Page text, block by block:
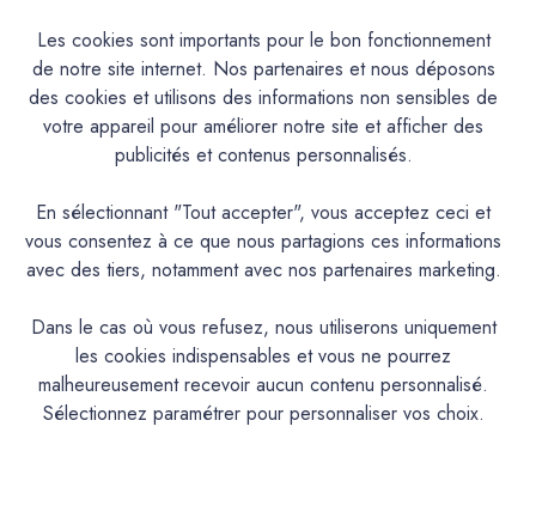
Caractéristiques
Documentation Technique
Couleurs & Échantillons
La Premium est une peinture acrylique très lavable mate en
phase aqueuse pour murs cuisine, hall d’entrée et salle de
bains aux propriétés d'entretien remarquables. Convient
également aux espaces humides
PRODUIT
Les cookies sont importants pour le bon fonctionnement
de notre site internet. Nos partenaires et nous déposons
des cookies et utilisons des informations non sensibles de
votre appareil pour améliorer notre site et afficher des
publicités et contenus personnalisés.
En sélectionnant "Tout accepter", vous acceptez ceci et
vous consentez à ce que nous partagions ces informations
avec des tiers, notamment avec nos partenaires marketing.
Dans le cas où vous refusez, nous utiliserons uniquement
les cookies indispensables et vous ne pourrez
malheureusement recevoir aucun contenu personnalisé.
Sélectionnez paramétrer pour personnaliser vos choix.